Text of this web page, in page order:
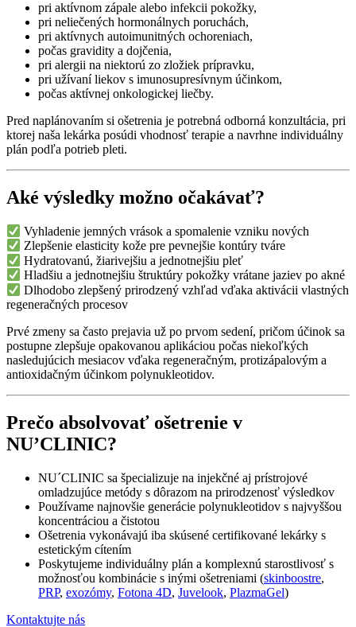
pri aktívnom zápale alebo infekcii pokožky,
pri neliečených hormonálnych poruchách,
pri aktívnych autoimunitných ochoreniach,
počas gravidity a dojčenia,
pri alergii na niektorú zo zložiek prípravku,
pri užívaní liekov s imunosupresívnym účinkom,
počas aktívnej onkologickej liečby.
Pred naplánovaním si ošetrenia je potrebná odborná konzultácia, pri
ktorej naša lekárka posúdi vhodnosť terapie a navrhne individuálny
plán podľa potrieb pleti.
Aké výsledky možno očakávať?
Vyhladenie jemných vrások a spomalenie vzniku nových
Zlepšenie elasticity kože pre pevnejšie kontúry tváre
Hydratovanú, žiarivejšiu a jednotnejšiu pleť
Hladšiu a jednotnejšiu štruktúry pokožky vrátane jaziev po akné
Dlhodobo zlepšený prirodzený vzhľad vďaka aktivácii vlastných
regeneračných procesov
Prvé zmeny sa často prejavia už po prvom sedení, pričom účinok sa
postupne zlepšuje opakovanou aplikáciou počas niekoľkých
nasledujúcich mesiacov vďaka regeneračným, protizápalovým a
antioxidačným účinkom polynukleotidov.
Prečo absolvovať ošetrenie v
NU’CLINIC?
NU´CLINIC sa špecializuje na injekčné aj prístrojové
omladzujúce metódy s dôrazom na prirodzenosť výsledkov
Používame najnovšie generácie polynukleotidov s najvyššou
koncentráciou a čistotou
Ošetrenia vykonávajú iba skúsené certifikované lekárky s
estetickým cítením
Poskytujeme individuálny plán a komplexnú starostlivosť s
možnosťou kombinácie s inými ošetreniami (skinboostre,
PRP, exozómy, Fotona 4D, Juvelook, PlazmaGel)
Kontaktujte nás